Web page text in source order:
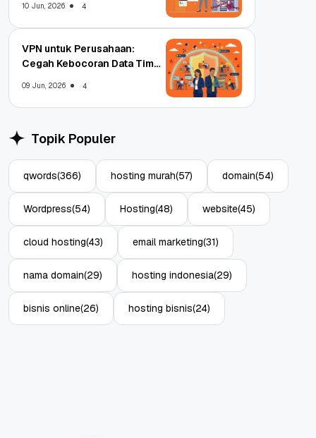
10 Jun, 2026 4
VPN untuk Perusahaan:
Cegah Kebocoran Data Tim
09 Jun, 2026 4
Topik Populer
qwords(366) hosting murah(57) domain(54)
Wordpress(54) Hosting(48) website(45)
cloud hosting(43) email marketing(31)
nama domain(29) hosting indonesia(29)
bisnis online(26) hosting bisnis(24)